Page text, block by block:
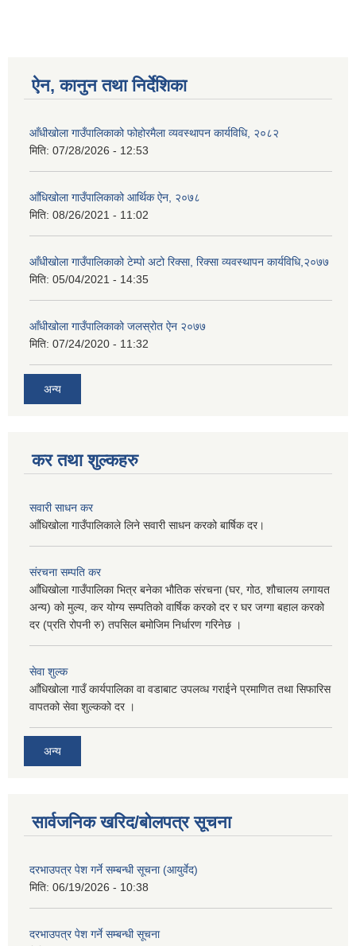
ऐन, कानुन तथा निर्देशिका
आँधीखोला गाउँपालिकाको फोहोरमैला व्यवस्थापन कार्यविधि, २०८२
मिति: 07/28/2026 - 12:53
आँधिखोला गाउँपालिकाको आर्थिक ऐन, २०७८
मिति: 08/26/2021 - 11:02
आँधीखोला गाउँपालिकाको टेम्पो अटो रिक्सा, रिक्सा व्यवस्थापन कार्यविधि,२०७७
मिति: 05/04/2021 - 14:35
आँधीखोला गाउँपालिकाको जलस्रोत ऐन २०७७
मिति: 07/24/2020 - 11:32
अन्य
कर तथा शुल्कहरु
सवारी साधन कर
आँधिखोला गाउँपालिकाले लिने सवारी साधन करको बार्षिक दर।
संरचना सम्पति कर
आँधिखोला गाउँपालिका भित्र बनेका भौतिक संरचना (घर, गोठ, शौचालय लगायत
अन्य) को मुल्य, कर योग्य सम्पतिको वार्षिक करको दर र घर जग्गा बहाल करको
दर (प्रति रोपनी रु) तपसिल बमोजिम निर्धारण गरिनेछ ।
सेवा शुल्क
आँधिखोला गाउँ कार्यपालिका वा वडाबाट उपलव्ध गराईने प्रमाणित तथा सिफारिस
वापतको सेवा शुल्कको दर ।
अन्य
सार्वजनिक खरिद/बोलपत्र सूचना
दरभाउपत्र पेश गर्ने सम्बन्धी सूचना (आयुर्वेद)
मिति: 06/19/2026 - 10:38
दरभाउपत्र पेश गर्ने सम्बन्धी सूचना